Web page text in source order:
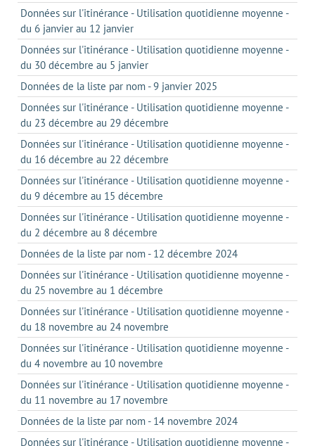
Données sur l'itinérance - Utilisation quotidienne moyenne -
du 6 janvier au 12 janvier
Données sur l'itinérance - Utilisation quotidienne moyenne -
du 30 décembre au 5 janvier
Données de la liste par nom - 9 janvier 2025
Données sur l'itinérance - Utilisation quotidienne moyenne -
du 23 décembre au 29 décembre
Données sur l'itinérance - Utilisation quotidienne moyenne -
du 16 décembre au 22 décembre
Données sur l'itinérance - Utilisation quotidienne moyenne -
du 9 décembre au 15 décembre
Données sur l'itinérance - Utilisation quotidienne moyenne -
du 2 décembre au 8 décembre
Données de la liste par nom - 12 décembre 2024
Données sur l'itinérance - Utilisation quotidienne moyenne -
du 25 novembre au 1 décembre
Données sur l'itinérance - Utilisation quotidienne moyenne -
du 18 novembre au 24 novembre
Données sur l'itinérance - Utilisation quotidienne moyenne -
du 4 novembre au 10 novembre
Données sur l'itinérance - Utilisation quotidienne moyenne -
du 11 novembre au 17 novembre
Données de la liste par nom - 14 novembre 2024
Données sur l'itinérance - Utilisation quotidienne moyenne -